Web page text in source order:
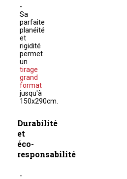
Sa
parfaite
planéité
et
rigidité
permet
un
tirage
grand
format
jusqu'à
150x290cm.
Durabilité
et
éco-
responsabilité